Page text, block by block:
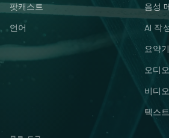
팟캐스트
언어
음성
AI 작
요약기
오디
비디
텍스